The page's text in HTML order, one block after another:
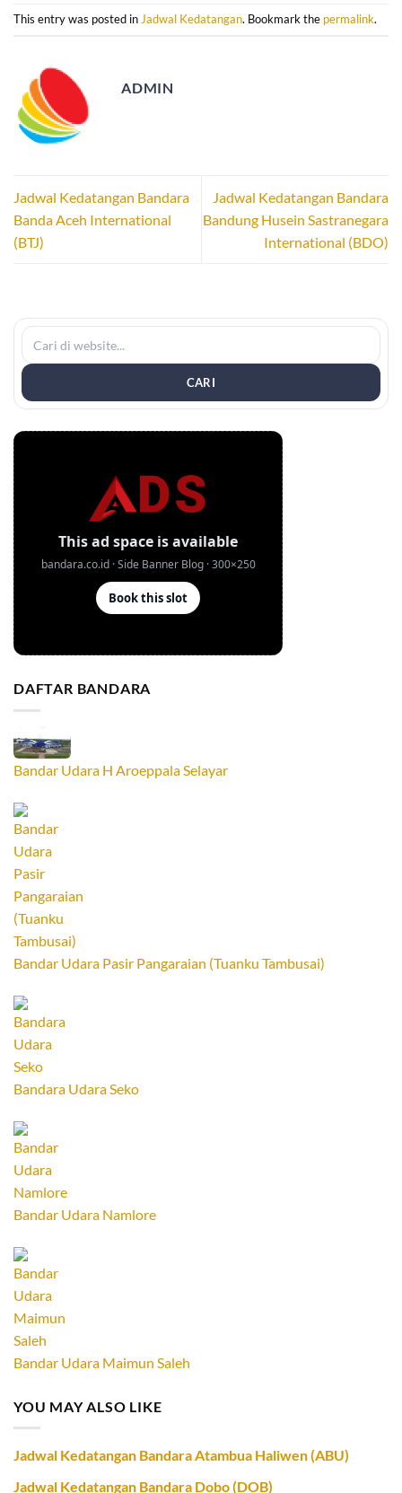
This entry was posted in Jadwal Kedatangan. Bookmark the permalink.
ADMIN
Jadwal Kedatangan Bandara
Banda Aceh International
(BTJ)
Jadwal Kedatangan Bandara
Bandung Husein Sastranegara
International (BDO)
CARI
DAFTAR BANDARA
Bandar Udara H Aroeppala Selayar
Bandar Udara Pasir Pangaraian (Tuanku Tambusai)
Bandara Udara Seko
Bandar Udara Namlore
Bandar Udara Maimun Saleh
YOU MAY ALSO LIKE
Jadwal Kedatangan Bandara Atambua Haliwen (ABU)
Jadwal Kedatangan Bandara Dobo (DOB)